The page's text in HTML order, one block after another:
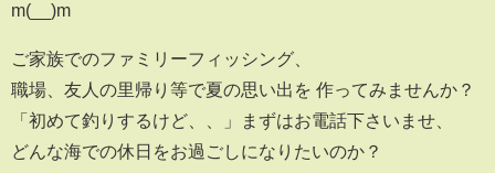
m(__)m
ご家族でのファミリーフィッシング、
職場、友人の里帰り等で夏の思い出を 作ってみませんか？
「初めて釣りするけど、、」まずはお電話下さいませ、
どんな海での休日をお過ごしになりたいのか？